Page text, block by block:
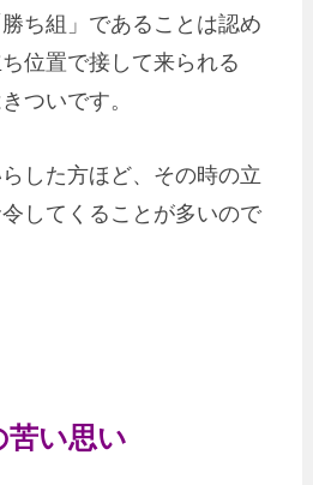
ち組」であることは認め
位置で接して来られる
ついです。
した方ほど、その時の立
してくることが多いので
苦い思い